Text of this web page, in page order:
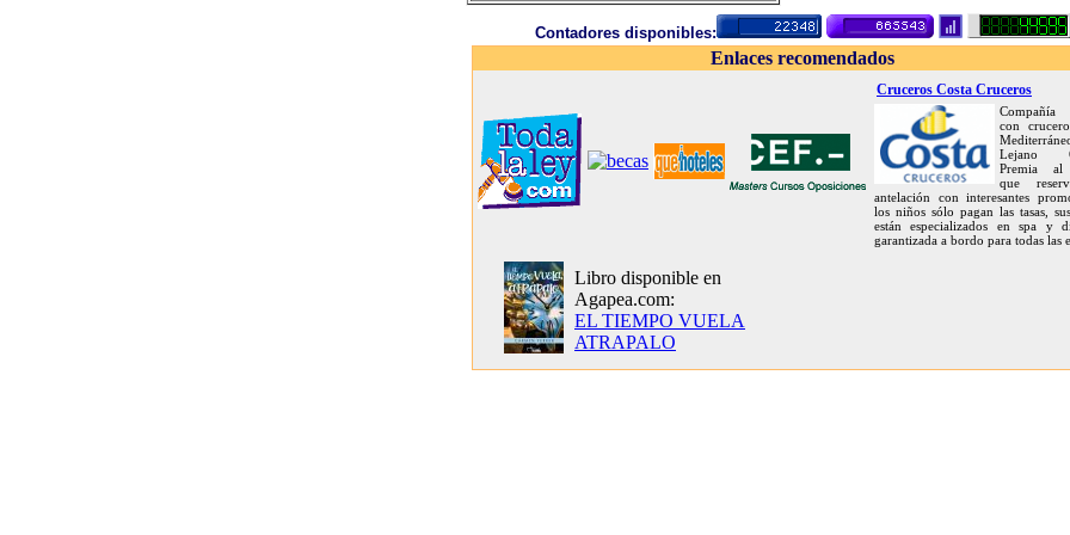
Contadores disponibles:
Enlaces recomendados
Cruceros Costa Cruceros
Compañía
con
Lejano
Premia al
que
antelación con interesantes
los niños sólo pagan las tasas,
están especializados en spa y
garantizada a bordo para todas las
Libro disponible en
Agapea.com:
EL TIEMPO VUELA
ATRAPALO